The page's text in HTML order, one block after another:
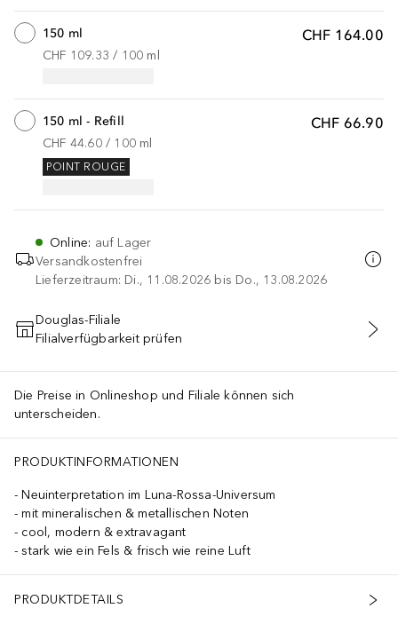
CHF 164.00
150 ml
CHF 109.33 / 100 ml
CHF 66.90
150 ml - Refill
CHF 44.60 / 100 ml
POINT ROUGE
Online: auf Lager
Versandkostenfrei
Lieferzeitraum: Di., 11.08.2026 bis Do., 13.08.2026
IN DEN WARENKORB
Douglas-Filiale
Filialverfügbarkeit prüfen
Die Preise in Onlineshop und Filiale können sich
unterscheiden.
PRODUKTINFORMATIONEN
Neuinterpretation im Luna-Rossa-Universum
mit mineralischen & metallischen Noten
cool, modern & extravagant
stark wie ein Fels & frisch wie reine Luft
PRODUKTDETAILS